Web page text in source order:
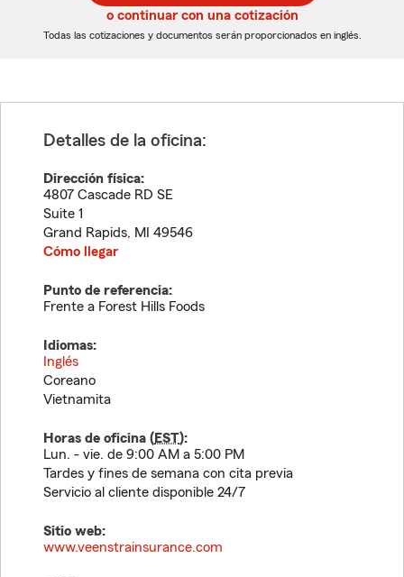
5
dígitos
5
dígitos
o continuar con una cotización
Todas las cotizaciones y documentos serán proporcionados en inglés.
Detalles de la oficina:
Dirección física:
4807 Cascade RD SE
Suite 1
Grand Rapids, MI
49546
Cómo llegar
Punto de referencia:
Frente a Forest Hills Foods
Idiomas:
Inglés
Coreano
Vietnamita
Horas de oficina (EST):
Lun. - vie. de 9:00 AM a 5:00 PM
Tardes y fines de semana con cita previa
Servicio al cliente disponible 24/7
Sitio web:
www.veenstrainsurance.com